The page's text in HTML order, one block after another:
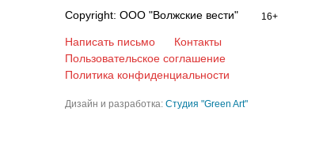
Copyright: ООО "Волжские вести" 16+
Написать письмо
Контакты
Пользовательское соглашение
Политика конфиденциальности
Дизайн и разработка: Студия "Green Art"